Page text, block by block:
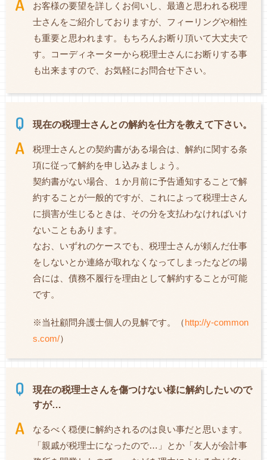
お客様の要望を詳しくお伺いし、最適と思われる税理
士さんをご紹介しておりますが、フィーリングや相性
も重要と思われます。もちろんお断り頂いて大丈夫で
す。コーディネーターから税理士さんにお断りする事
も出来ますので、お気軽にお問合せ下さい。
現在の税理士さんとの解約を仕方を教えて下さい。
税理士さんとの契約書がある場合は、解約に関する条
項に従って解約を申し込みましょう。
契約書がない場合、１か月前に予告通知することで解
約することが一般的ですが、これによって税理士さん
に損害が生じるときは、その分を支払わなければいけ
ないこともあります。
なお、いずれのケースでも、税理士さんが頼んだ仕事
をしないとか連絡が取れなくなってしまったなどの場
合には、債務不履行を理由として解約することが可能
です。
※当社顧問弁護士個人の見解です。（http://y-common
s.com/）
現在の税理士さんを傷つけない様に解約したいので
すが…
なるべく穏便に解約されるのは良い事だと思います。
「親戚が税理士になったので…」とか「友人が会計事